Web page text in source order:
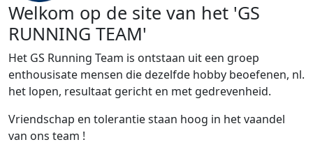
Welkom op de site van het 'GS
RUNNING TEAM'
Het GS Running Team is ontstaan uit een groep
enthousisate mensen die dezelfde hobby beoefenen, nl.
het lopen, resultaat gericht en met gedrevenheid.
Vriendschap en tolerantie staan hoog in het vaandel
van ons team !